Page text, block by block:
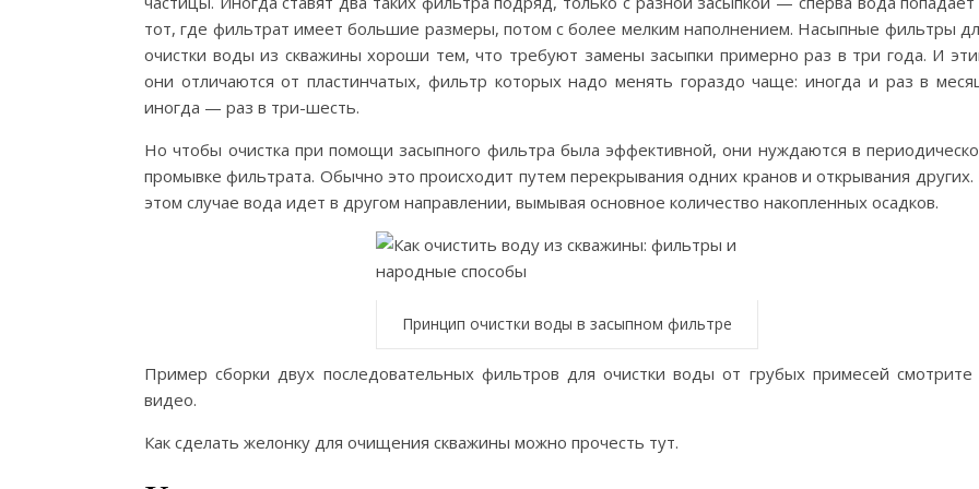
тот, где фильтрат имеет большие размеры, потом с более мелким наполнением. Насыпные фильтры
очистки воды из скважины хороши тем, что требуют замены засыпки примерно раз в три года. И
они отличаются от пластинчатых, фильтр которых надо менять гораздо чаще: иногда и раз в
иногда — раз в три-шесть.
Но чтобы очистка при помощи засыпного фильтра была эффективной, они нуждаются в
промывке фильтрата. Обычно это происходит путем перекрывания одних кранов и открывания других.
этом случае вода идет в другом направлении, вымывая основное количество накопленных осадков.
Принцип очистки воды в засыпном фильтре
Пример сборки двух последовательных фильтров для очистки воды от грубых примесей смотрите
видео.
Как сделать желонку для очищения скважины можно прочесть тут.